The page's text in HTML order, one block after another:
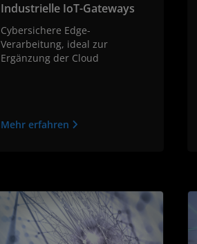
Industrielle IoT-Gateways
Cybersichere Edge-
Verarbeitung, ideal zur
Ergänzung der Cloud
Mehr erfahren